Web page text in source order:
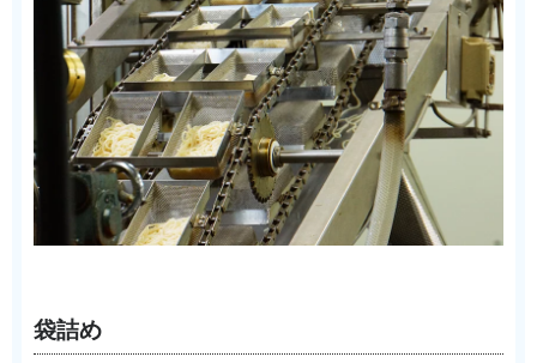
袋詰め